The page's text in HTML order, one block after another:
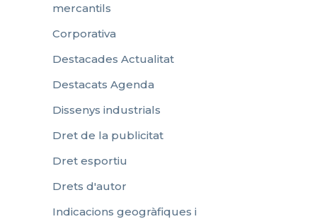
mercantils
Corporativa
Destacades Actualitat
Destacats Agenda
Dissenys industrials
Dret de la publicitat
Dret esportiu
Drets d'autor
Indicacions geogràfiques i